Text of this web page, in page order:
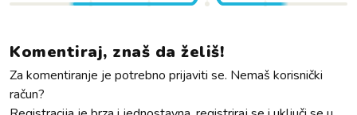
Komentiraj, znaš da želiš!
Za komentiranje je potrebno prijaviti se. Nemaš korisnički
račun?